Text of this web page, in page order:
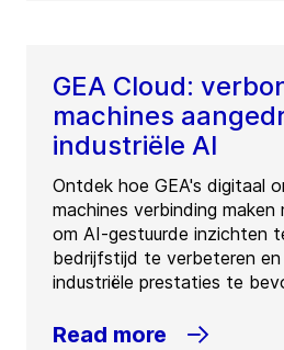
GEA Cloud:
machines
industriële AI
Ontdek hoe GEA's digitaal
machines verbinding maken
om AI-gestuurde inzichten
bedrijfstijd te verbeteren en
industriële prestaties te
Read more